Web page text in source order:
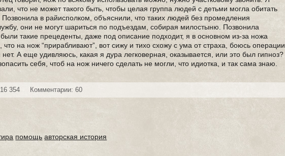
что не может такого быть, чтобы целая группа людей с детьми могла обитать
в райисполком, объяснили, что таких людей без промедления
они не могут шариться по подъездам, собирая милостыню. Позвонила
были такие прецеденты, даже под описание подходит, я в основном из-за ножа
на нож “прирабливают”, вот сижу и тихо схожу с ума от страха, боюсь операции,
нет. А еще удивляюсь, какая я дура легковерная, оказывается, или это был гипноз?
себя, чтоб на нож ничего сделать не могли, что идиотка, и так сама знаю.
354 Комментарии: 60
помощь авторская история